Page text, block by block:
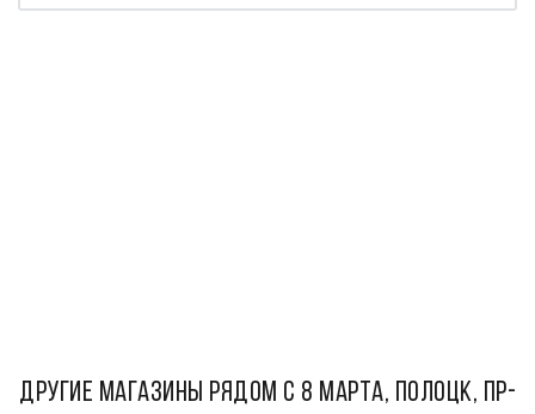
ДРУГИЕ МАГАЗИНЫ РЯДОМ С 8 марта, Полоцк, пр-